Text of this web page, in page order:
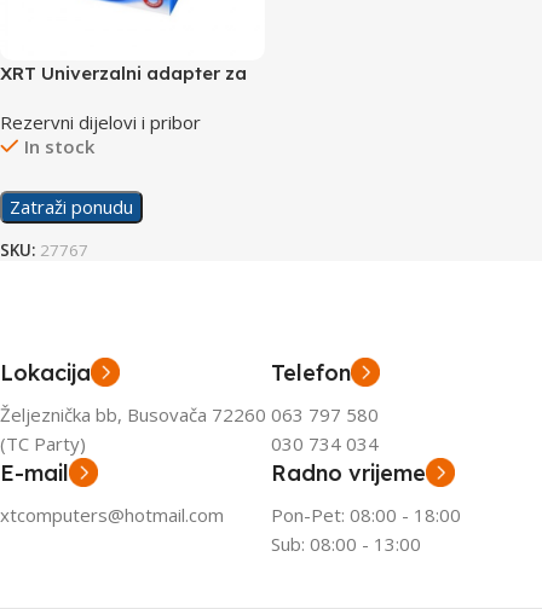
XRT Univerzalni adapter za
Rezervni dijelovi i pribor
In stock
Zatraži ponudu
SKU: 27767
Lokacija
Željeznička bb, Busovača 72260
(TC Party)
Telefon
063 797 580
030 734 034
E-mail
xtcomputers@hotmail.com
Radno vrijeme
Pon-Pet: 08:00 - 18:00
Sub: 08:00 - 13:00